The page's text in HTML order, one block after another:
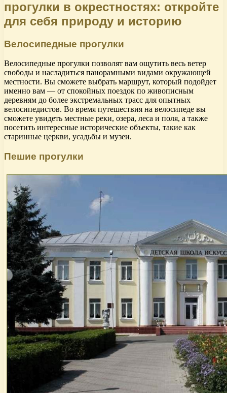
прогулки в окрестностях: откройте
для себя природу и историю
Велосипедные прогулки
Велосипедные прогулки позволят вам ощутить весь ветер
свободы и насладиться панорамными видами окружающей
местности. Вы сможете выбрать маршрут, который подойдет
именно вам — от спокойных поездок по живописным
деревням до более экстремальных трасс для опытных
велосипедистов. Во время путешествия на велосипеде вы
сможете увидеть местные реки, озера, леса и поля, а также
посетить интересные исторические объекты, такие как
старинные церкви, усадьбы и музеи.
Пешие прогулки